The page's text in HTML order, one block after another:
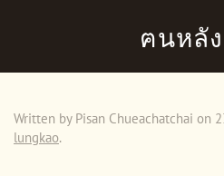
Skip to main content
ฅนหลั
Written by Pisan Chueachatchai on
lungkao.